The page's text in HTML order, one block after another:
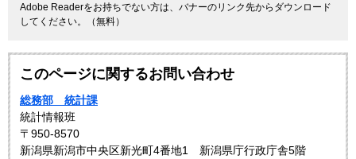
Adobe Readerをお持ちでない方は、バナーのリンク先からダウンロード
してください。（無料）
このページに関するお問い合わせ
総務部 統計課
統計情報班
〒950-8570
新潟県新潟市中央区新光町4番地1 新潟県庁行政庁舎5階